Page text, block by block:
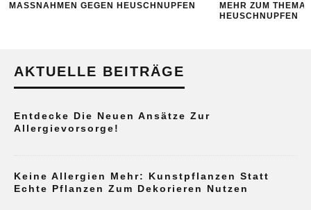
MASSNAHMEN GEGEN HEUSCHNUPFEN
MEHR ZUM
HEUSCHNUPFEN
AKTUELLE BEITRÄGE
Entdecke Die Neuen Ansätze Zur
Allergievorsorge!
Keine Allergien Mehr: Kunstpflanzen Statt
Echte Pflanzen Zum Dekorieren Nutzen